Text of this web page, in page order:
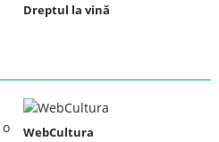
Dreptul la vină
WebCultura